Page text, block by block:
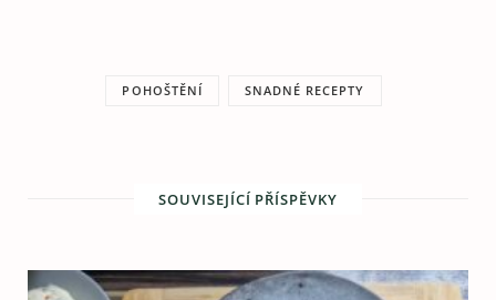
POHOŠTĚNÍ SNADNÉ RECEPTY
SOUVISEJÍCÍ PŘÍSPĚVKY